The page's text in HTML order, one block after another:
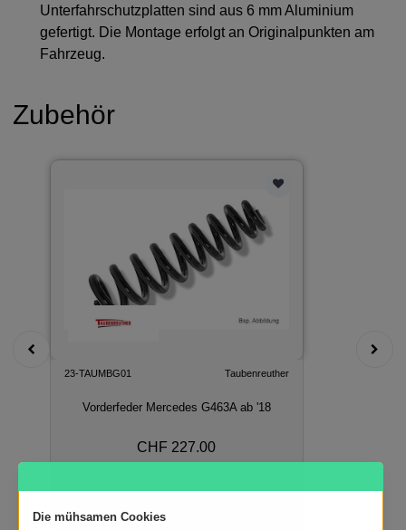
Unterfahrschutzplatten sind aus 6 mm Aluminium
gefertigt. Die Montage erfolgt an Originalpunkten am
Fahrzeug.
Zubehör
23-TAUMBG01 Taubenreuther
Vorderfeder Mercedes G463A ab '18
CHF 227.00
Die mühsamen Cookies